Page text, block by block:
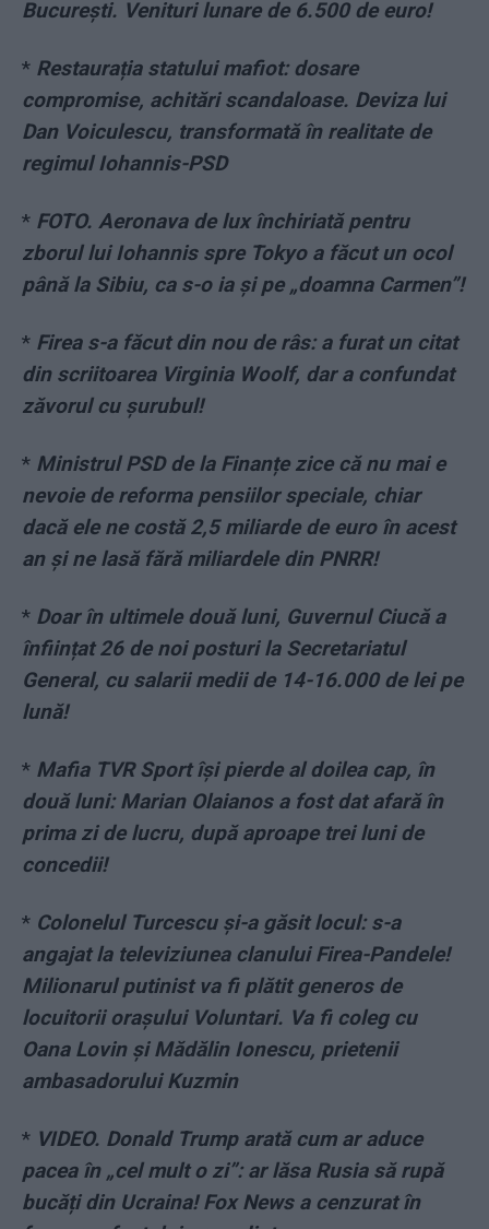
București. Venituri lunare de 6.500 de euro!
* Restaurația statului mafiot: dosare
compromise, achitări scandaloase. Deviza lui
Dan Voiculescu, transformată în realitate de
regimul Iohannis-PSD
* FOTO. Aeronava de lux închiriată pentru
zborul lui Iohannis spre Tokyo a făcut un ocol
până la Sibiu, ca s-o ia și pe „doamna Carmen”!
* Firea s-a făcut din nou de râs: a furat un citat
din scriitoarea Virginia Woolf, dar a confundat
zăvorul cu șurubul!
* Ministrul PSD de la Finanțe zice că nu mai e
nevoie de reforma pensiilor speciale, chiar
dacă ele ne costă 2,5 miliarde de euro în acest
an și ne lasă fără miliardele din PNRR!
* Doar în ultimele două luni, Guvernul Ciucă a
înființat 26 de noi posturi la Secretariatul
General, cu salarii medii de 14-16.000 de lei pe
lună!
* Mafia TVR Sport își pierde al doilea cap, în
două luni: Marian Olaianos a fost dat afară în
prima zi de lucru, după aproape trei luni de
concedii!
* Colonelul Turcescu și-a găsit locul: s-a
angajat la televiziunea clanului Firea-Pandele!
Milionarul putinist va fi plătit generos de
locuitorii orașului Voluntari. Va fi coleg cu
Oana Lovin și Mădălin Ionescu, prietenii
ambasadorului Kuzmin
* VIDEO. Donald Trump arată cum ar aduce
pacea în „cel mult o zi”: ar lăsa Rusia să rupă
bucăți din Ucraina! Fox News a cenzurat în